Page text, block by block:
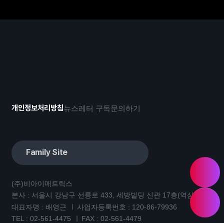
개인정보처리방침뉴스레터 구독문의하기
Family Site
(주)비아이매트릭스
본사 : 서울시 강남구 선릉로 433, 세방빌딩 신관 17층(역삼동)
대표자명 : 배영근
사업자등록번호 : 120-86-79936
TEL :02-561-4475 FAX : 02-561-4479